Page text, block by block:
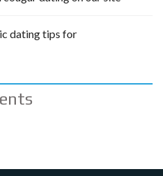
dating tips for